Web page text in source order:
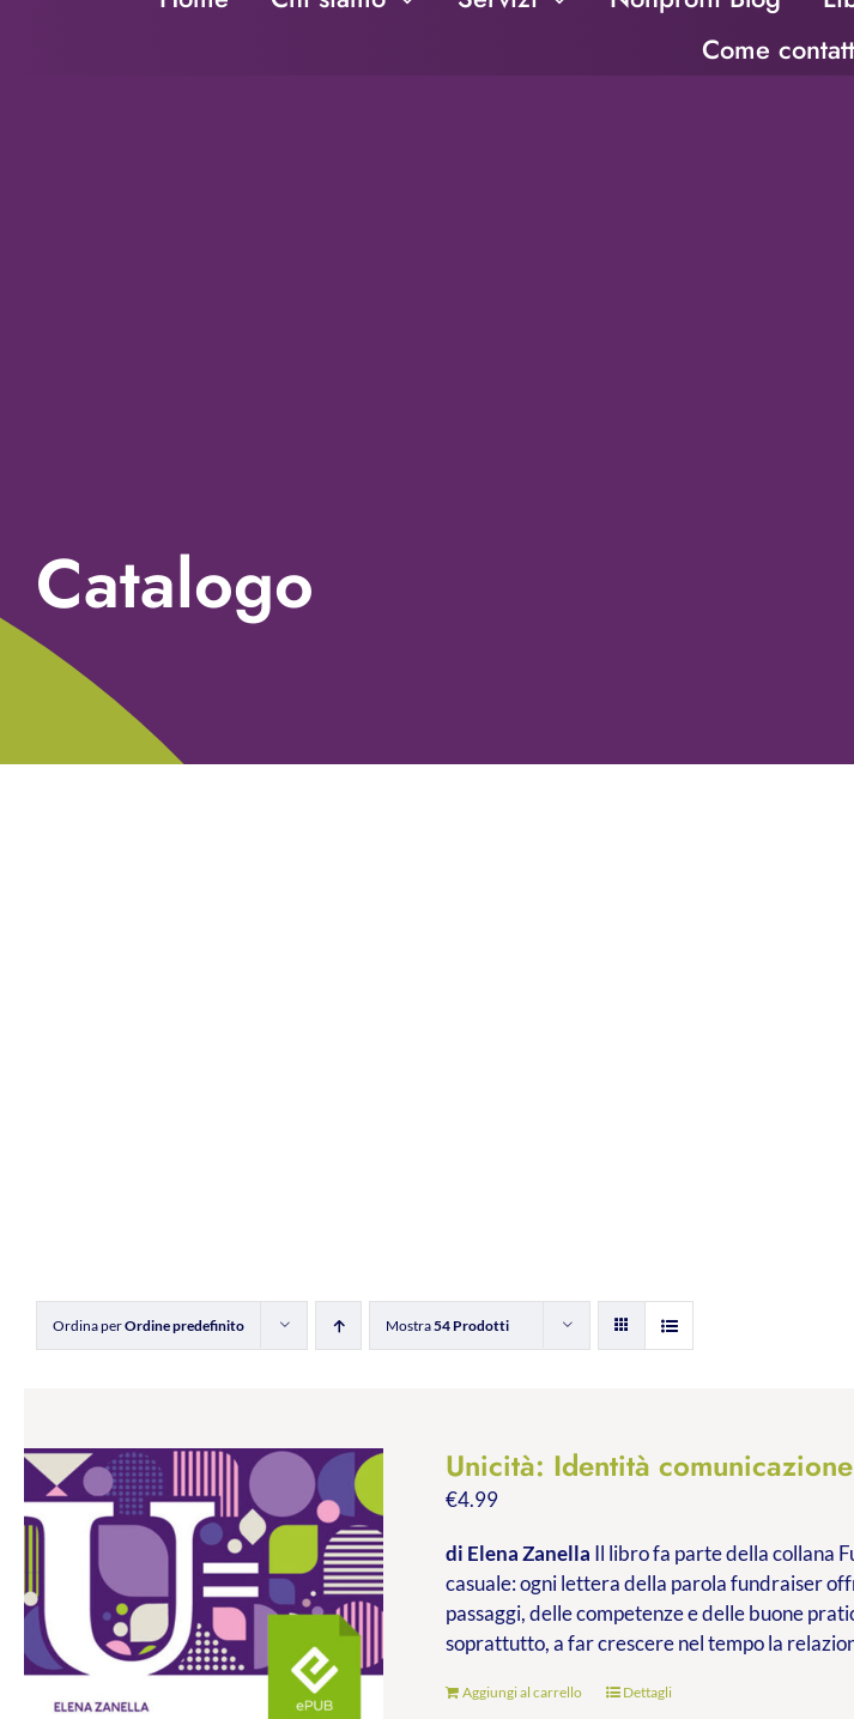
Come
Catalogo
Ordina perOrdine predefinito Mostra54 Prodotti
Unicità: Identità
€4.99
di Elena Zanella Il libro fa parte della collana
casuale: ogni lettera della parola fundraiser
passaggi, delle competenze e delle buone
soprattutto, a far crescere nel tempo la
Aggiungi al carrello Dettagli